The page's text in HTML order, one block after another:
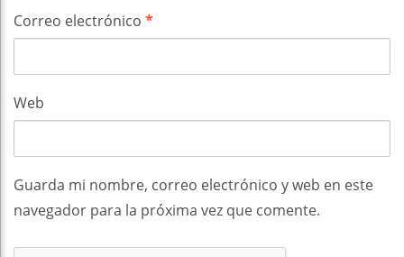
Correo electrónico *
Web
Guarda mi nombre, correo electrónico y web en este
navegador para la próxima vez que comente.